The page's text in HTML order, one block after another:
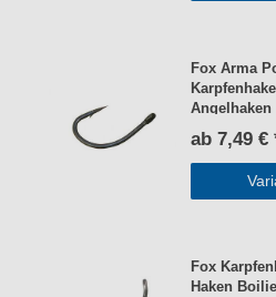
Fox Arma
Angelhaken
ab 7,49 €
Fox
Haken